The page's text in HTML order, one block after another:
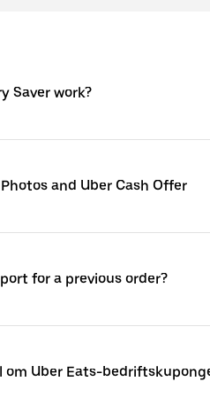
Saver work?
and Uber Cash Offer
for a previous order?
om Uber Eats-